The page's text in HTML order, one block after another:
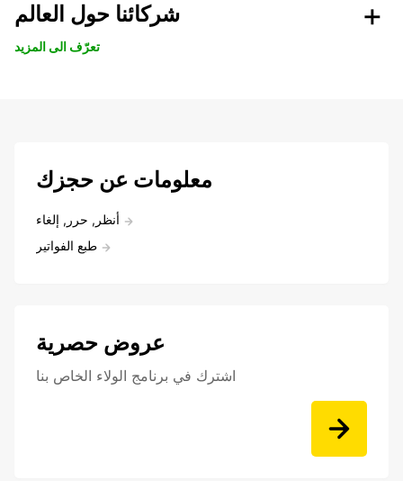
شركائنا حول العالم
تعرّف الى المزيد
معلومات عن حجزك
أنظر, حرر, إلغاء
طبع الفواتير
عروض حصرية
اشترك في برنامج الولاء الخاص بنا